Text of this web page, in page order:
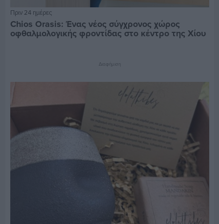
Πριν 24 ημέρες
Chios Orasis: Ένας νέος σύγχρονος χώρος
οφθαλμολογικής φροντίδας στο κέντρο της Χίου
Διαφήμιση